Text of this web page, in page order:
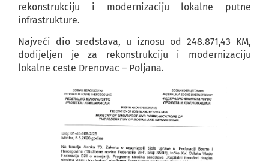
rekonstrukciju i modernizaciju lokalne putne
infrastrukture.
Najveći dio sredstava, u iznosu od 248.871,43 KM,
dodijeljen je za rekonstrukciju i modernizaciju
lokalne ceste Drenovac – Poljana.